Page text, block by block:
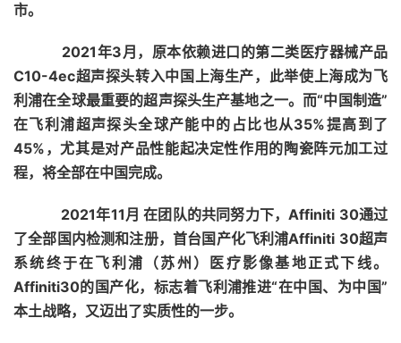
市。
2021年3月，原本依赖进口的第二类医疗器械产品
C10-4ec超声探头转入中国上海生产，此举使上海成为飞
利浦在全球最重要的超声探头生产基地之一。而“中国制造”
在飞利浦超声探头全球产能中的占比也从35%提高到了
45%，尤其是对产品性能起决定性作用的陶瓷阵元加工过
程，将全部在中国完成。
2021年11月 在团队的共同努力下，Affiniti 30通过
了全部国内检测和注册，首台国产化飞利浦Affiniti 30超声
系统终于在飞利浦（苏州）医疗影像基地正式下线。
Affiniti30的国产化，标志着飞利浦推进“在中国、为中国”
本土战略，又迈出了实质性的一步。